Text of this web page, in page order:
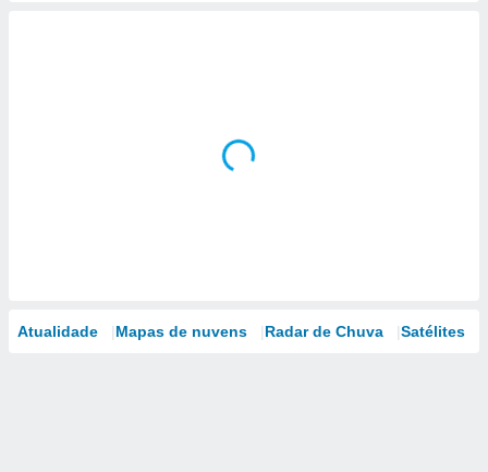
Atualidade Mapas de nuvens Radar de Chuva Satélites